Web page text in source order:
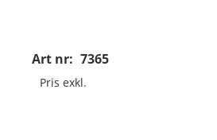
Art nr: 7365
Pris exkl.